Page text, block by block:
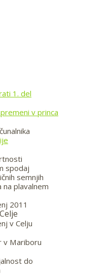
1. del
v princa
spodaj
semnjih
plavalnem
2011
v Celju
v Mariboru
do